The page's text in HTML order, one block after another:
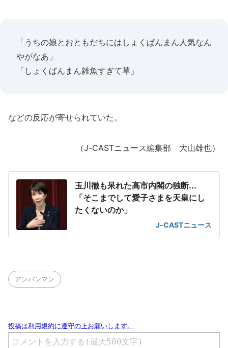
「うちの娘とおともだちにはしょくぱんまん人気なん
やがなあ」
「しょくぱんまん雑魚すぎて草」
などの反応が寄せられていた。
（J-CASTニュース編集部 大山雄也）
玉川徹も呆れた高市内閣の独断...
「そこまでして愛子さまを天皇にし
たくないのか」
J-CASTニュース
アンパンマン